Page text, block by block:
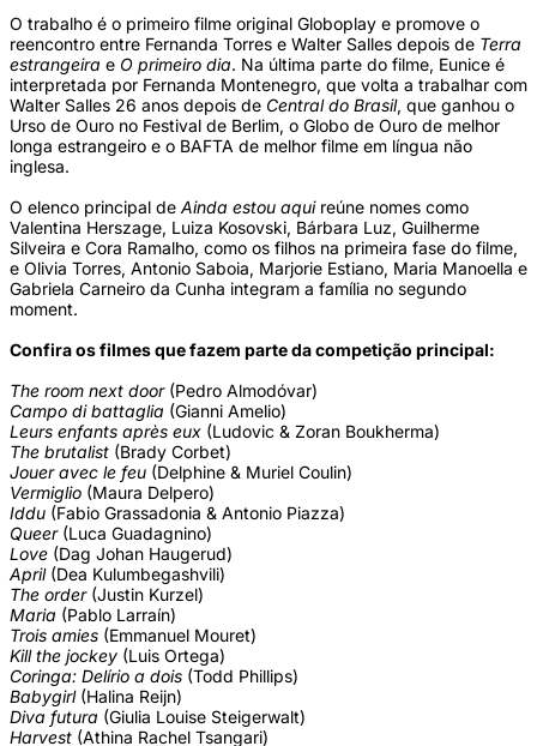
O trabalho é o primeiro filme original Globoplay e promove o
reencontro entre Fernanda Torres e Walter Salles depois de Terra
estrangeira e O primeiro dia. Na última parte do filme, Eunice é
interpretada por Fernanda Montenegro, que volta a trabalhar com
Walter Salles 26 anos depois de Central do Brasil, que ganhou o
Urso de Ouro no Festival de Berlim, o Globo de Ouro de melhor
longa estrangeiro e o BAFTA de melhor filme em língua não
inglesa.
O elenco principal de Ainda estou aquireúne nomes como
Valentina Herszage, Luiza Kosovski, Bárbara Luz, Guilherme
Silveira e Cora Ramalho, como os filhos na primeira fase do filme,
e Olivia Torres, Antonio Saboia, Marjorie Estiano, Maria Manoella e
Gabriela Carneiro da Cunha integram a família no segundo
moment.
Confira os filmes que fazem parte da competição principal:
The room next door(Pedro Almodóvar)
Campo di battaglia (Gianni Amelio)
Leurs enfants après eux (Ludovic & Zoran Boukherma)
The brutalist (Brady Corbet)
Jouer avec le feu (Delphine & Muriel Coulin)
Vermiglio (Maura Delpero)
Iddu (Fabio Grassadonia & Antonio Piazza)
Queer (Luca Guadagnino)
Love (Dag Johan Haugerud)
April (Dea Kulumbegashvili)
The order (Justin Kurzel)
Maria (Pablo Larraín)
Trois amies (Emmanuel Mouret)
Kill the jockey (Luis Ortega)
Coringa: Delírio a dois (Todd Phillips)
Babygirl (Halina Reijn)
Diva futura (Giulia Louise Steigerwalt)
Harvest (Athina Rachel Tsangari)